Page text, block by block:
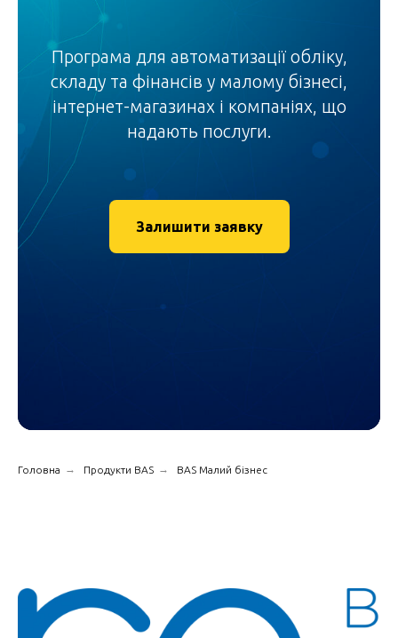
Програма для автоматизації обліку,
складу та фінансів у малому бізнесі,
інтернет-магазинах і компаніях, що
надають послуги.
Залишити заявку
Головна → Продукти BAS → BAS Малий бізнес